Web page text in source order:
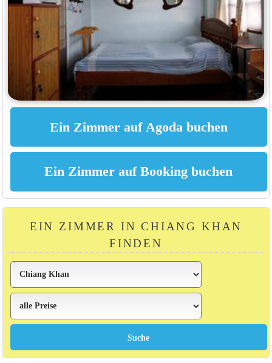
EIN ZIMMER IN CHIANG KHAN
FINDEN